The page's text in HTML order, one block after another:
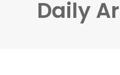
Daily